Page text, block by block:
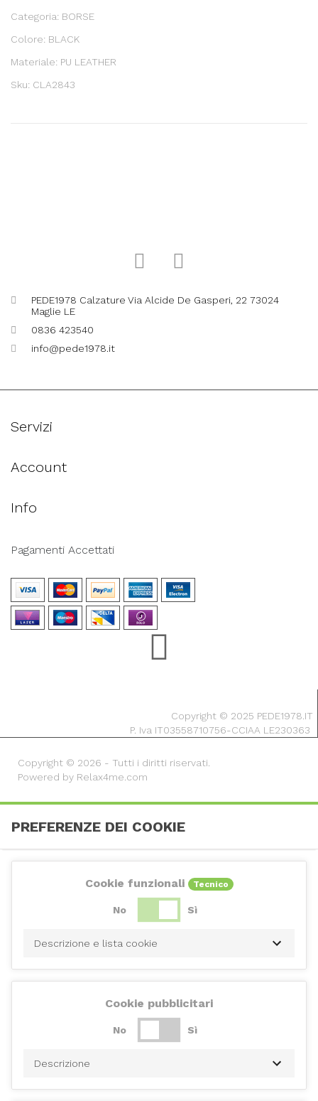
Categoria: BORSE
Colore: BLACK
Materiale: PU LEATHER
Sku: CLA2843
PEDE1978 Calzature Via Alcide De Gasperi, 22 73024
Maglie LE
0836 423540
info@pede1978.it
Servizi
Account
Info
Pagamenti Accettati
Copyright © 2025 PEDE1978.IT
P. Iva IT03558710756-CCIAA LE230363
Copyright © 2026 - Tutti i diritti riservati.
Powered by Relax4me.com
PREFERENZE DEI COOKIE
Cookie funzionali Tecnico
No Sì
Descrizione e lista cookie
Cookie pubblicitari
No Sì
Descrizione